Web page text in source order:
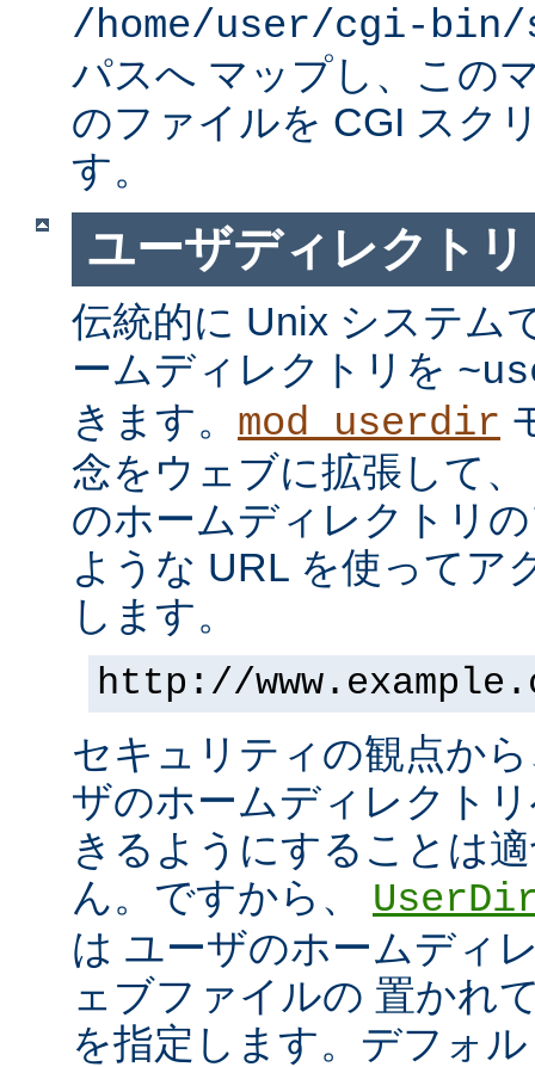
/home/user/cgi-
パスへ マップし、この
のファイルを CGI スク
す。
ユーザディレクトリ
伝統的に Unix システム
ームディレクトリを
きます。 mod_userdir
念をウェブに拡張して
のホームディレクトリ
ような URL を使ってア
します。
http://
セキュリティの観点か
ザのホームディレクト
きるようにすることは
ん。ですから、
は ユーザのホームディ
ェブファイルの 置かれ
を指定します。デフォ